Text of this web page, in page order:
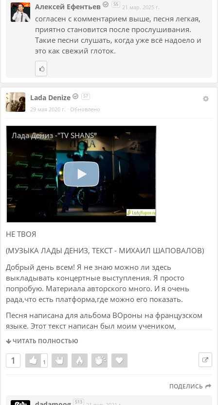
Алексей Ефентьев 55 21 мар. 2025 г.
согласен с комментарием выше, песня легкая,
приятно становится после прослушивания.
Такие песни слушать, когда уже всё надоело и
это как свежий глоток.
Lada Denize 57
29 мая 2020 г. · Обновлено
Лада Дениз -"TV SHANS"
НЕ ТВОЯ
(МУЗЫКА ЛАДЫ ДЕНИЗ, ТЕКСТ - МИХАИЛ ШАПОВАЛОВ)
Добрый день всем! Я не знаю можно ли здесь
выкладывать концертные выступления. Я просто
попробую. Материала авторского много. И я очень
рада,что есть платформа,где можно его показать.
Песня написана для альбома ВОроны на французском
языке. Этот текст написан был моим учеником,
студентом театральной студии Михаилом
Москве и это одна из моих самых любимых песен.
Михаил сейчас живет в Америке, а наша с ним песня
своей жизнью. Я очень люблю сотворчество с
друзьями. А не со звездами отечественного шоубиза. В
ЧИТАТЬ ПОЛНОСТЬЮ
1 11
ПОДЕЛИСЬ
513